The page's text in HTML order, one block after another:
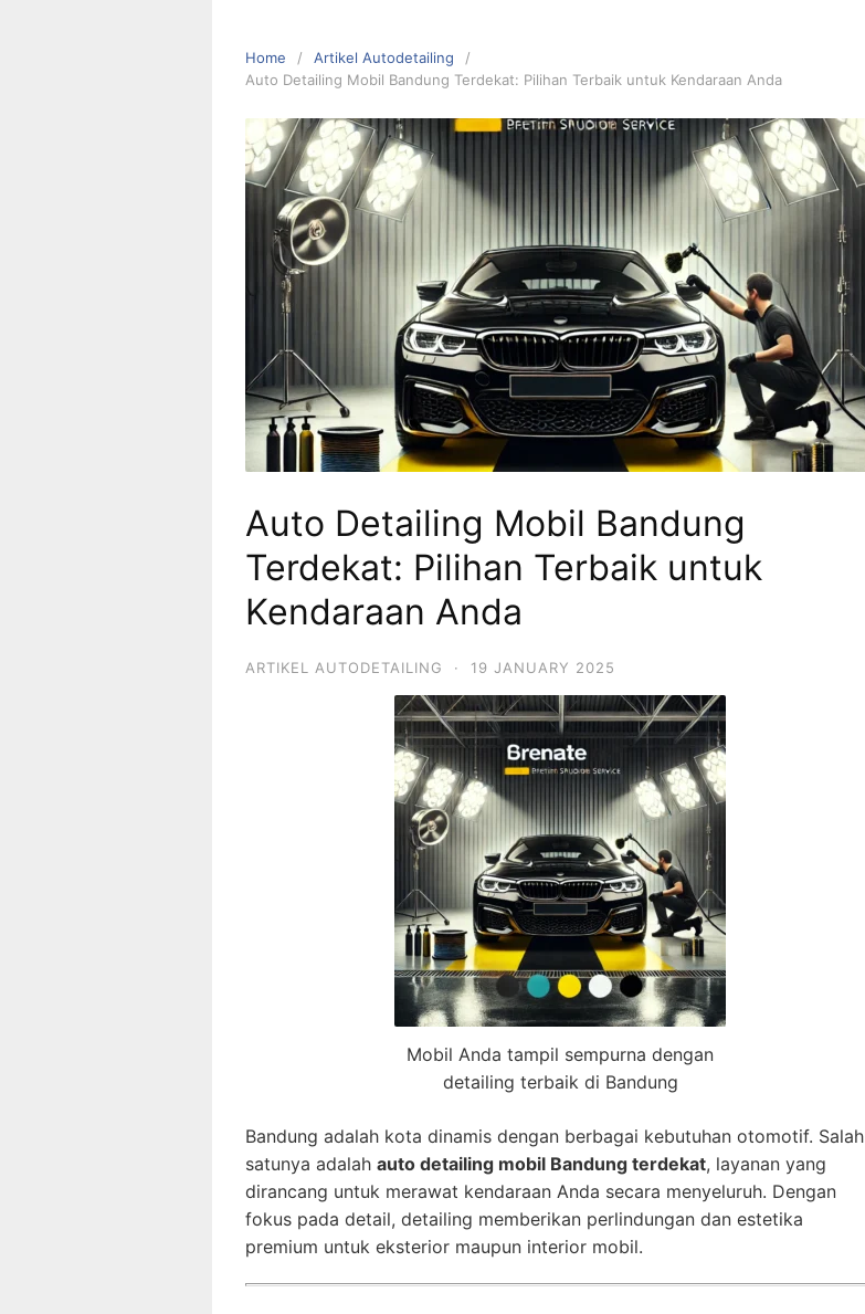
Home
Artikel Autodetailing
Auto Detailing Mobil Bandung Terdekat: Pilihan Terbaik untuk Kendaraan Anda
Auto Detailing Mobil Bandung
Terdekat: Pilihan Terbaik untuk
Kendaraan Anda
ARTIKEL AUTODETAILING · 19 JANUARY 2025
Mobil Anda tampil sempurna dengan
detailing terbaik di Bandung
Bandung adalah kota dinamis dengan berbagai kebutuhan otomotif. Salah
satunya adalah auto detailing mobil Bandung terdekat, layanan yang
dirancang untuk merawat kendaraan Anda secara menyeluruh. Dengan
fokus pada detail, detailing memberikan perlindungan dan estetika
premium untuk eksterior maupun interior mobil.